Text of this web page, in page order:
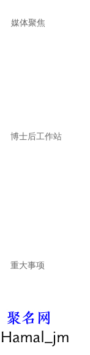
媒体聚焦
博士后工作站
重大事项